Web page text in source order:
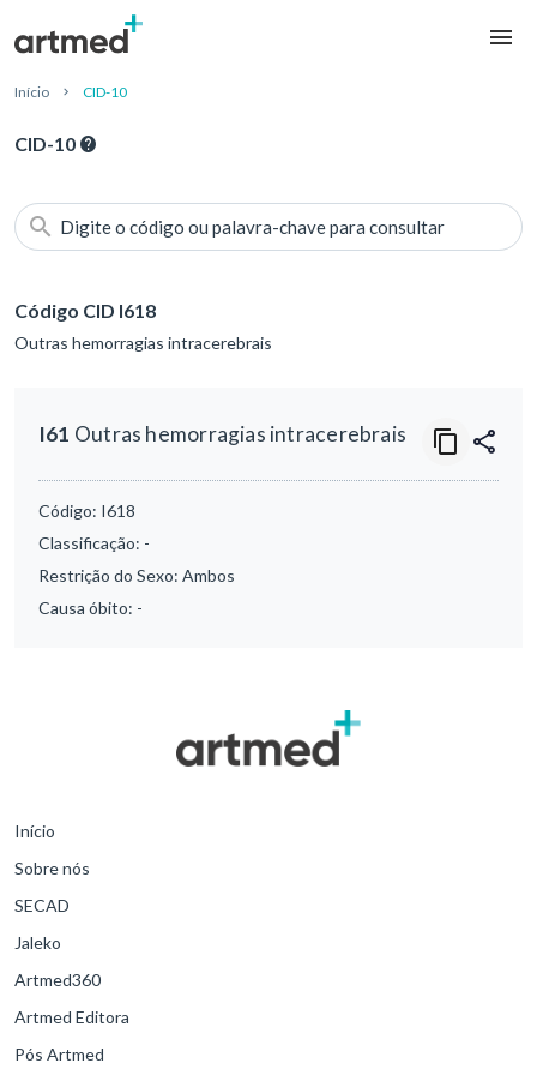
Início CID-10
CID-10
Digite o código ou palavra-chave para consultar
Código CID I618
Outras hemorragias intracerebrais
I61 Outras hemorragias intracerebrais
Código: I618
Classificação: -
Restrição do Sexo: Ambos
Causa óbito: -
Início
Sobre nós
SECAD
Jaleko
Artmed360
Artmed Editora
Pós Artmed